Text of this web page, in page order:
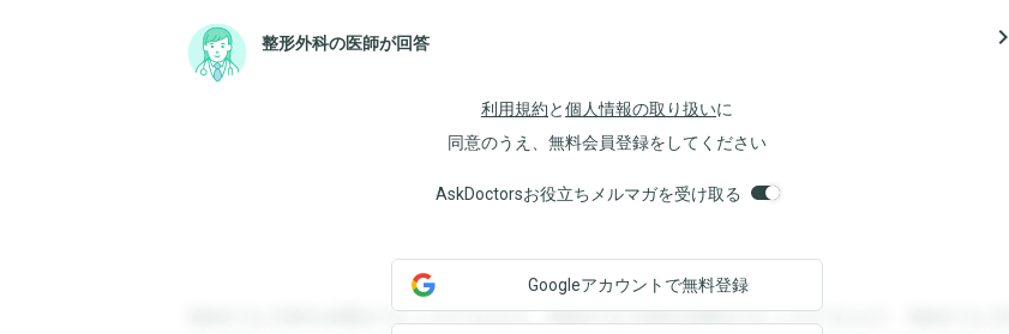
整形外科の医師が回答 navigate_next
利用規約と個人情報の取り扱いに
同意のうえ、無料会員登録をしてください
AskDoctorsお役立ちメルマガを受け取る
登録すると回答を閲覧することができます。登録すると回答を閲覧することができます。登録すると回
Googleアカウントで無料登録